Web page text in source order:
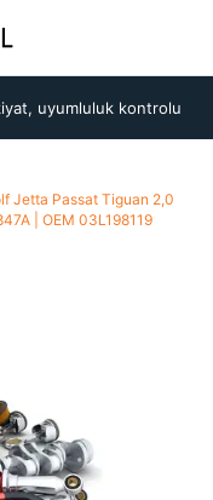
uyumluluk kontrolu
Jetta Passat Tiguan 2,0
| OEM 03L198119